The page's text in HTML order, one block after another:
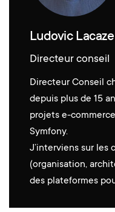
Ludovic Lacaze
Directeur conseil
Directeur Conseil
depuis plus de 15
projets e-
Symfony.
J’interviens sur les
(organisation,
des plateformes